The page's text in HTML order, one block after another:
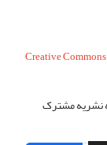
Creative
نشریه مشترک